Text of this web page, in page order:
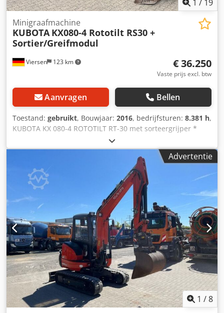
1 / 19
Viersen 123 km
Minigraafmachine
KUBOTA KX080-4 Rototilt RS30 +
Sortier/Greifmodul
€ 36.250
Vaste prijs excl. btw
Aanvragen Bellen
Toestand: gebruikt, Bouwjaar: 2016, bedrijfsturen: 8.381 h,
KUBOTA KX 080-4 ROTOTILT RT-30 met sorteergrijper *
Bouwjaar 2016 * Snelwisselsysteem * Rubberen
rupsbanden in zeer goede staat Dsdpfszpb Tusx Afreck *
Airconditioning * Schaafblad * Zwenkgiek * Radio * Duitse
machine
Advertentie
1 /8